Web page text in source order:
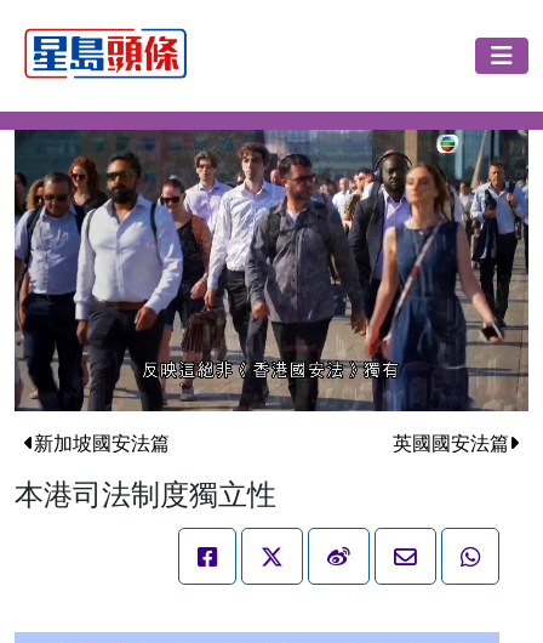
新加坡國安法篇 英國國安法篇
本港司法制度獨立性